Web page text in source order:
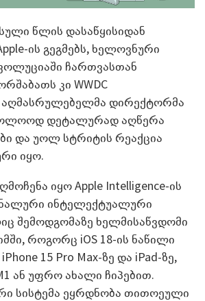
წლის დასაწყისიდან
ის გეგმებს, ხელოვნური
ჩართვასთან
კი WWDC
აღმასრულებელმა დირექტორმა
დეტალურად აღწერა
და უოლ სტრიტის რეაქცია
იყო.
იყო Apple Intelligence-ის
ინტელექტუალური
შემოდგომაზე ხელმისაწვდომი
როგორც iOS 18-ის ნაწილი
15 Pro Max-ზე და iPad-ზე,
ან უფრო ახალი ჩიპებით.
სისტემა ეყრდნობა თითოეული